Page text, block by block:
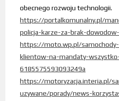
obecnego rozwoju technologii.
https://portalkomunalny.pl/
policja-karze-za-brak-
https://moto.wp.pl/
klientow-na-mandaty-
6185575593093249a
https://motoryzacja.interia.pl/
uzywane/porady/news-